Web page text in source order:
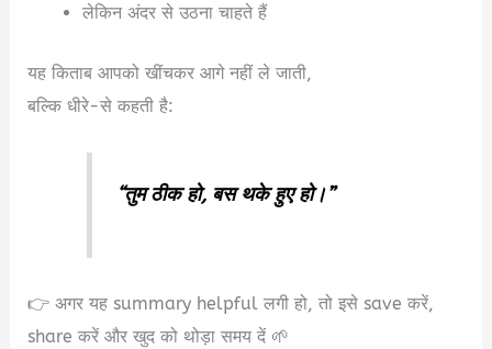
लेकिन अंदर से उठना चाहते हैं
यह किताब आपको खींचकर आगे नहीं ले जाती,
बल्कि धीरे-से कहती है:
“तुम ठीक हो, बस थके हुए हो।”
👉 अगर यह summary helpful लगी हो, तो इसे save करें,
share करें और खुद को थोड़ा समय दें 🌱